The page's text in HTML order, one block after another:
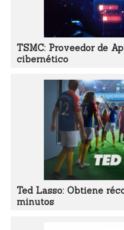
TSMC: Proveedor de
cibernético
Ted Lasso: Obtiene
minutos